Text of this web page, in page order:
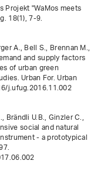
Projekt "WaMos meets
18(1), 7-9.
A., Bell S., Brennan M.,
and supply factors
of urban green
Urban For. Urban
j.ufug.2016.11.002
Brändli U.B., Ginzler C.,
social and natural
- a prototypical